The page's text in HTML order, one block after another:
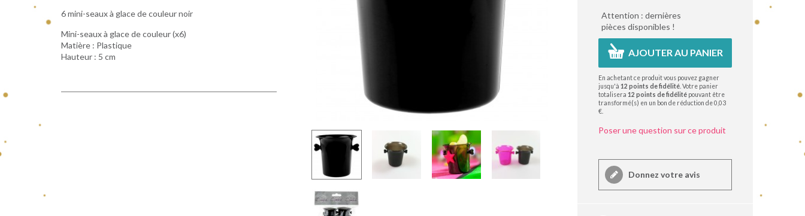
6 mini-seaux à glace de couleur noir
Mini-seaux à glace de couleur (x6)
Matière : Plastique
Hauteur : 5 cm
Attention : dernières
pièces disponibles !
AJOUTER AU PANIER
En achetant ce produit vous pouvez gagner
jusqu'à12 points de fidélité . Votre panier
totalisera12 points de fidélité pouvant être
transformé(s) en un bon de réduction de0,03
€
Poser une question sur ce produit
Donnez votre avis